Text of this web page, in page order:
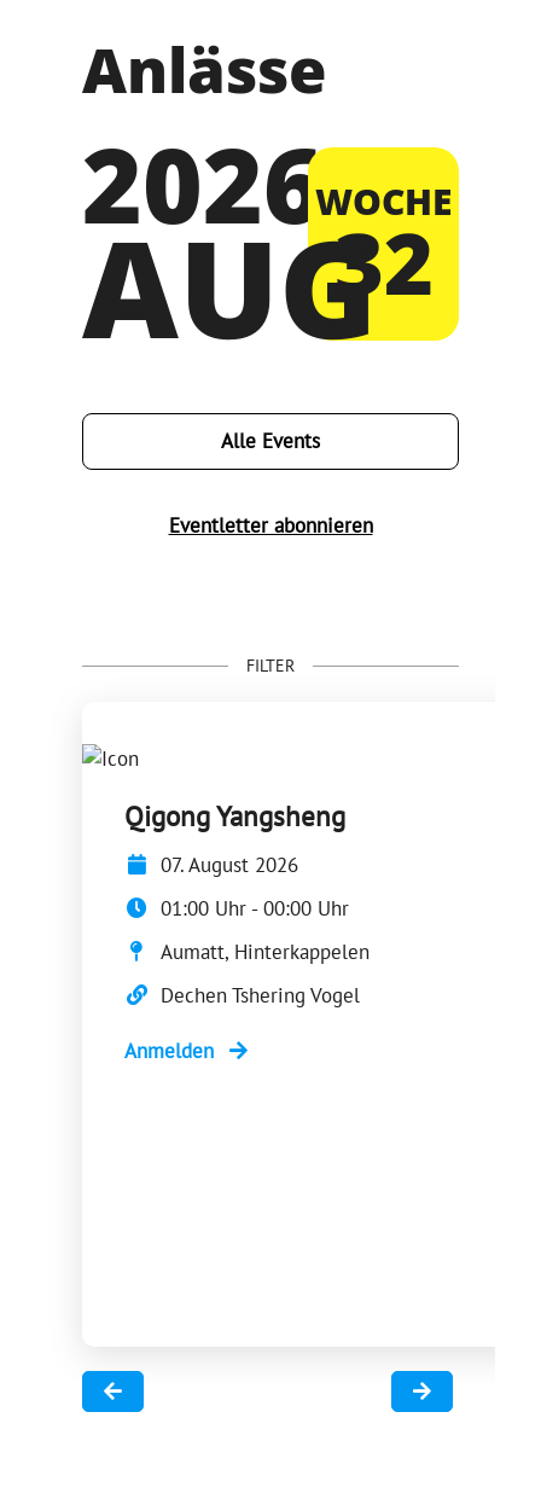
Anlässe
2026WOCHE
32
AUG
Alle Events
Eventletter abonnieren
FILTER
Qigong Yangsheng
07. August 2026
01:00 Uhr - 00:00 Uhr
Aumatt, Hinterkappelen
Dechen Tshering Vogel
Anmelden